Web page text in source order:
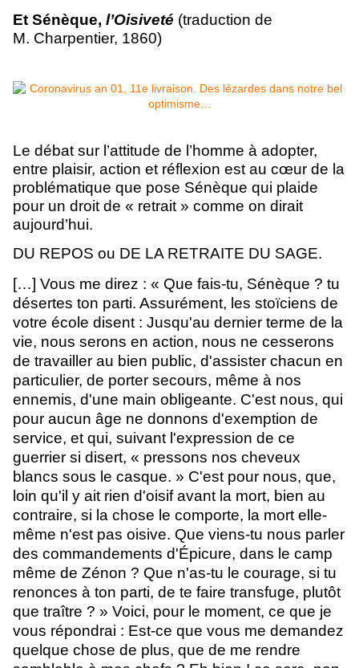
Et Sénèque, l’Oisiveté (traduction de
M. Charpentier, 1860)
Le débat sur l’attitude de l’homme à adopter,
entre plaisir, action et réflexion est au cœur de la
problématique que pose Sénèque qui plaide
pour un droit de « retrait » comme on dirait
aujourd’hui.
DU REPOS ou DE LA RETRAITE DU SAGE.
[…] Vous me direz : « Que fais-tu, Sénèque ? tu
désertes ton parti. Assurément, les stoïciens de
votre école disent : Jusqu'au dernier terme de la
vie, nous serons en action, nous ne cesserons
de travailler au bien public, d'assister chacun en
particulier, de porter secours, même à nos
ennemis, d'une main obligeante. C'est nous, qui
pour aucun âge ne donnons d'exemption de
service, et qui, suivant l'expression de ce
guerrier si disert, « pressons nos cheveux
blancs sous le casque. » C'est pour nous, que,
loin qu'il y ait rien d'oisif avant la mort, bien au
contraire, si la chose le comporte, la mort elle-
même n'est pas oisive. Que viens-tu nous parler
des commandements d'Épicure, dans le camp
même de Zénon ? Que n'as-tu le courage, si tu
renonces à ton parti, de te faire transfuge, plutôt
que traître ? » Voici, pour le moment, ce que je
vous répondrai : Est-ce que vous me demandez
quelque chose de plus, que de me rendre